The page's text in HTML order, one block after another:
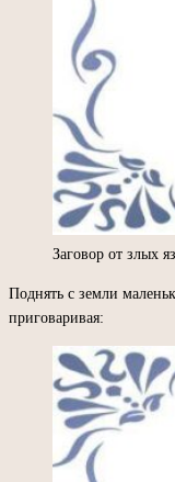
Заговор от злых
Поднять с земли
приговаривая: